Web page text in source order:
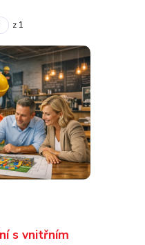
z 1
s vnitřním